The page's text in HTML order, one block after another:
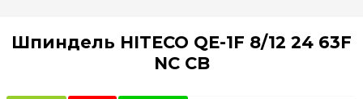
Шпиндель HITECO QE-1F 8/12 24 63F
NC CB